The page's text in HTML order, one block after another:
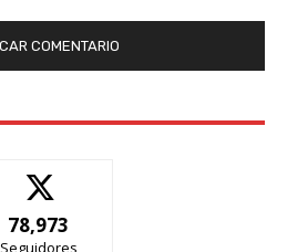
78,973
Seguidores